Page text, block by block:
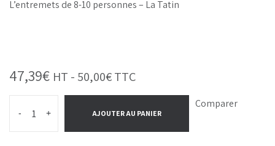
L’entremets de 8-10 personnes – La Tatin
47,39€ HT - 50,00€TTC
- + AJOUTER AU PANIER
Comparer